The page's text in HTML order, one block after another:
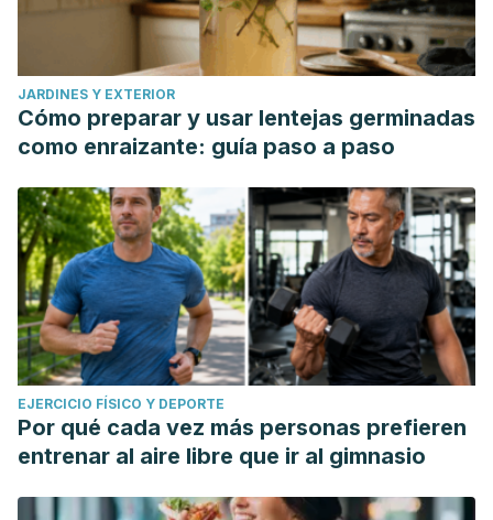
JARDINES Y EXTERIOR
Cómo preparar y usar lentejas germinadas
como enraizante: guía paso a paso
EJERCICIO FÍSICO Y DEPORTE
Por qué cada vez más personas prefieren
entrenar al aire libre que ir al gimnasio